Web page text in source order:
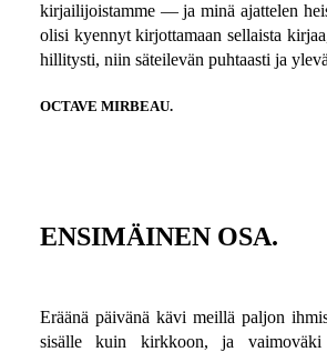
kirjailijoistamme — ja minä ajattelen
olisi kyennyt kirjottamaan sellaista
hillitysti, niin säteilevän puhtaasti ja
OCTAVE MIRBEAU.
ENSIMÄINEN OSA.
Eräänä päivänä kävi meillä paljon
sisälle kuin kirkkoon, ja vaimoväki